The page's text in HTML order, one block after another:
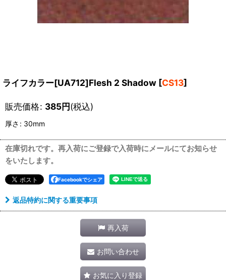
ライフカラー[UA712]Flesh 2 Shadow [CS13]
販売価格: 385円(税込)
厚さ : 30mm
在庫切れです。再入荷にご登録で入荷時にメールにてお知らせ
をいたします。
Facebookでシェア
返品特約に関する重要事項
再入荷
お問い合わせ
お気に入り登録